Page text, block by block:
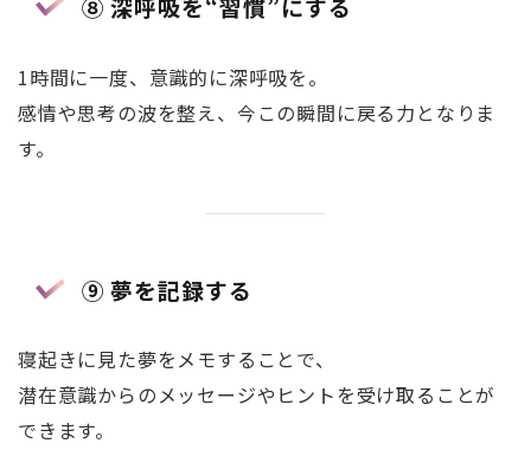
⑧ 深呼吸を“習慣”にする
1時間に一度、意識的に深呼吸を。
感情や思考の波を整え、今この瞬間に戻る力となりま
す。
⑨ 夢を記録する
寝起きに見た夢をメモすることで、
潜在意識からのメッセージやヒントを受け取ることが
できます。